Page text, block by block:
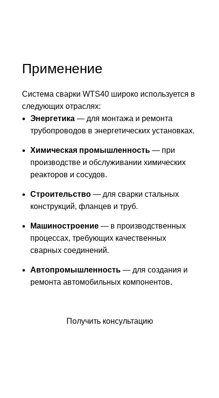
Применение
Система сварки WTS40 широко используется в
следующих отраслях:
Энергетика — для монтажа и ремонта
трубопроводов в энергетических установках.
Химическая промышленность — при
производстве и обслуживании химических
реакторов и сосудов.
Строительство — для сварки стальных
конструкций, фланцев и труб.
Машиностроение — в производственных
процессах, требующих качественных
сварных соединений.
Автопромышленность — для создания и
ремонта автомобильных компонентов.
Получить консультацию